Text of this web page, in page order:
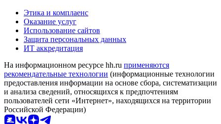
Этика и комплаенс
Оказание услуг
Использование сайтов
Защита персональных данных
ИТ аккредитация
На информационном ресурсе hh.ru применяются
рекомендательные технологии (информационные технологии
предоставления информации на основе сбора, систематизации
и анализа сведений, относящихся к предпочтениям
пользователей сети «Интернет», находящихся на территории
Российской Федерации)